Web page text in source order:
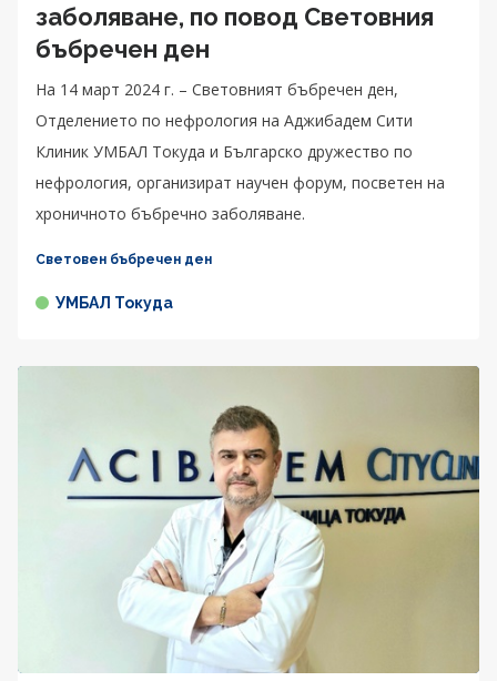
заболяване, по повод Световния
бъбречен ден
На 14 март 2024 г. – Световният бъбречен ден,
Отделението по нефрология на Аджибадем Сити
Клиник УМБАЛ Токуда и Българско дружество по
нефрология, организират научен форум, посветен на
хроничното бъбречно заболяване.
Световен бъбречен ден
УМБАЛ Токуда